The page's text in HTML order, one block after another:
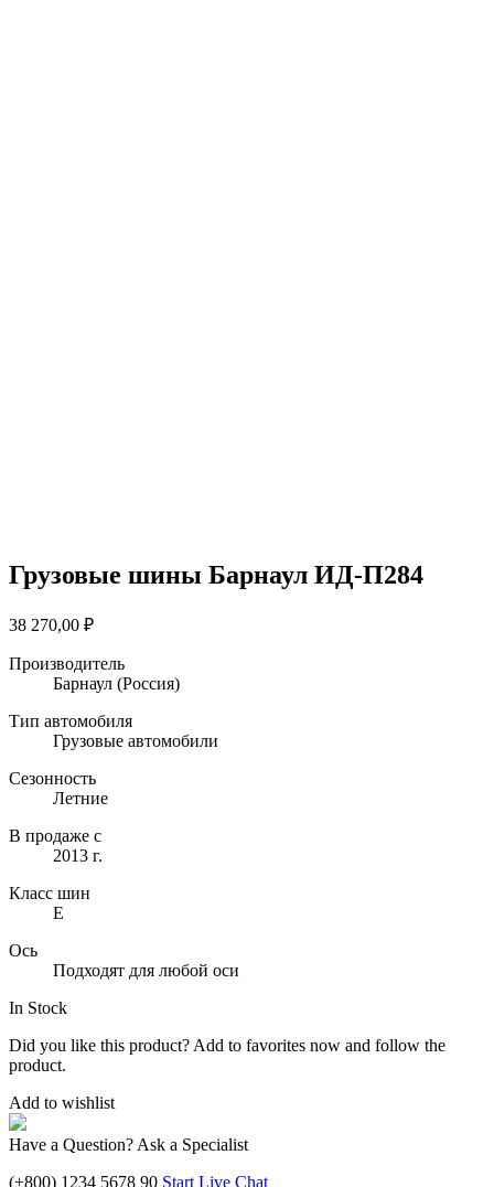
Грузовые шины Барнаул ИД-П284
38 270,00 ₽
Производитель
Барнаул (Россия)
Тип автомобиля
Грузовые автомобили
Сезонность
Летние
В продаже с
2013 г.
Класс шин
E
Ось
Подходят для любой оси
In Stock
Did you like this product? Add to favorites now and follow the
product.
Add to wishlist
Have a Question? Ask a Specialist
(+800) 1234 5678 90 Start Live Chat